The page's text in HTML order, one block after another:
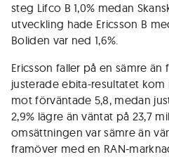
steg Lifco B 1,0% medan
utveckling hade Ericsson B
Boliden var ned 1,6%.
Ericsson faller på en sämre
justerade ebita-resultatet
mot förväntade 5,8, medan
2,9% lägre än väntat på 23,7
omsättningen var sämre än
framöver med en RAN-